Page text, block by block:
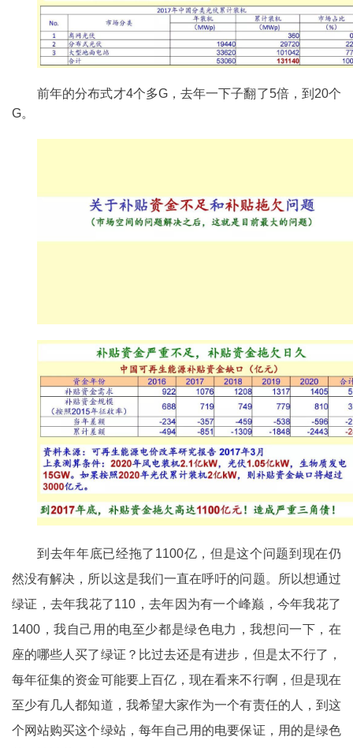
前年的分布式才4个多G，去年一下子翻了5倍，到20个
G。
到去年年底已经拖了1100亿，但是这个问题到现在仍
然没有解决，所以这是我们一直在呼吁的问题。所以想通过
绿证，去年我花了110，去年因为有一个峰巅，今年我花了
1400，我自己用的电至少都是绿色电力，我想问一下，在
座的哪些人买了绿证？比过去还是有进步，但是太不行了，
每年征集的资金可能要上百亿，现在看来不行啊，但是现在
至少有几人都知道，我希望大家作为一个有责任的人，到这
个网站购买这个绿站，每年自己用的电要保证，用的是绿色